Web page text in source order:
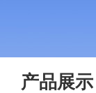
产品展示